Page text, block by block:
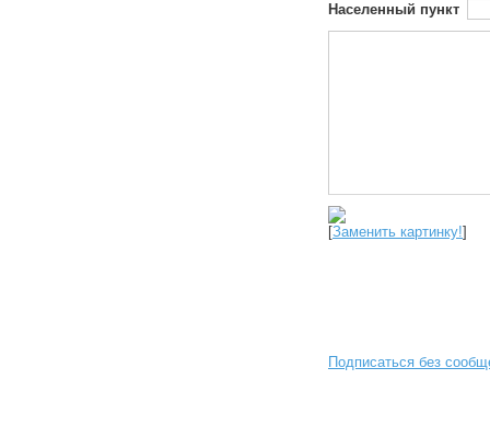
Населенный пункт
[Заменить картинку!]
Подписаться без